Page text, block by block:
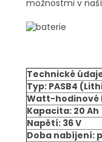
možnostmi v
Technické
Typ: PASB4
Watt-hodinové
Kapacita: 20 Ah
Napětí: 36 V
Doba nabíjení: